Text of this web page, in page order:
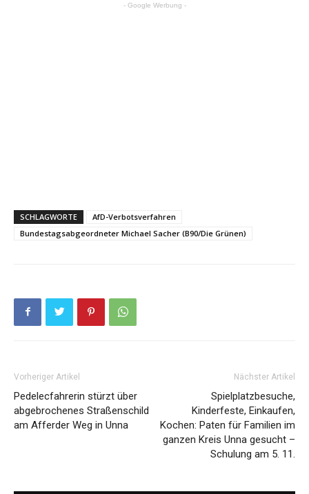
- Google Werbung -
SCHLAGWORTE
AfD-Verbotsverfahren
Bundestagsabgeordneter Michael Sacher (B90/Die Grünen)
Vorheriger Artikel
Pedelecfahrerin stürzt über
abgebrochenes Straßenschild
am Afferder Weg in Unna
Nächster Artikel
Spielplatzbesuche,
Kinderfeste, Einkaufen,
Kochen: Paten für Familien im
ganzen Kreis Unna gesucht –
Schulung am 5. 11.